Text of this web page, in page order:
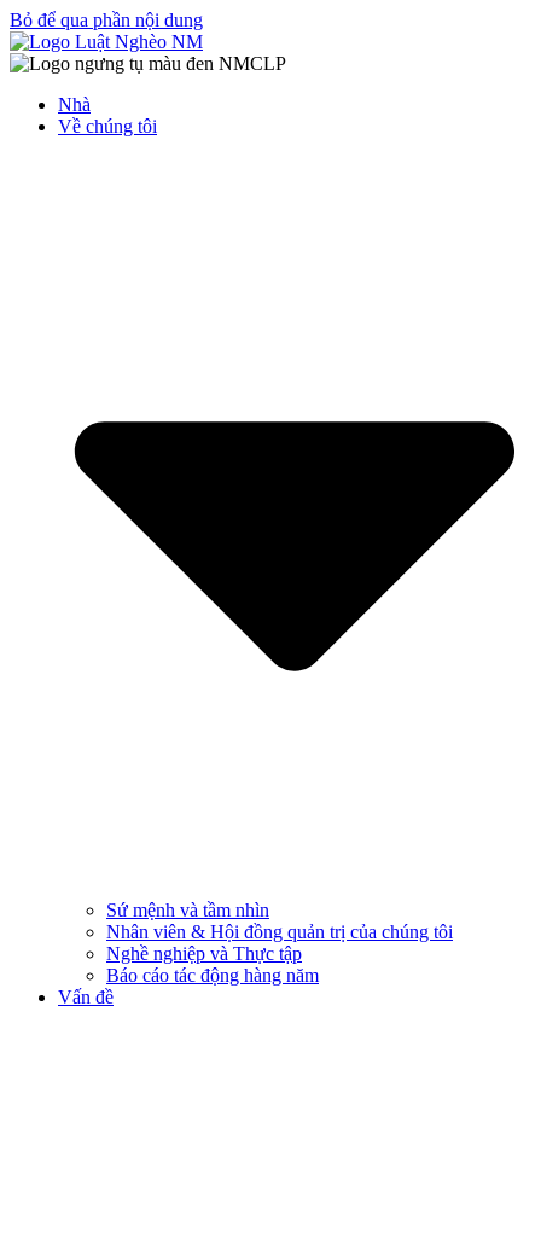
Bỏ để qua phần nội dung
Nhà
Về chúng tôi
Sứ mệnh và tầm nhìn
Nhân viên & Hội đồng quản trị của chúng tôi
Nghề nghiệp và Thực tập
Báo cáo tác động hàng năm
Vấn đề